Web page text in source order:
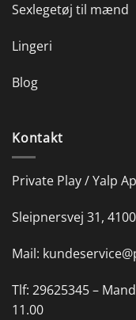
Sexlegetøj til mænd
Lingeri
Blog
Kontakt
Private Play / Yalp
Sleipnersvej 31,
Mail:
Tlf: 29625345 –
11.00